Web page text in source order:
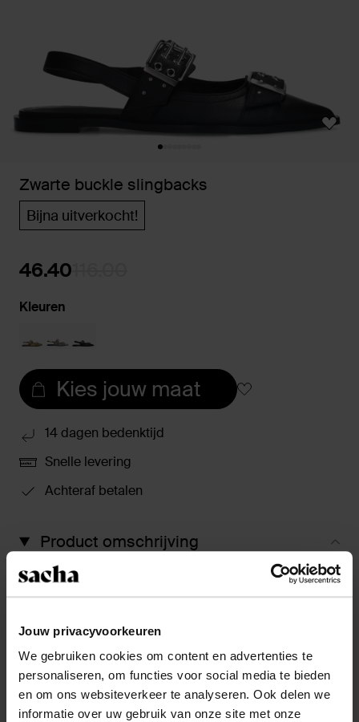
Jouw privacyvoorkeuren
We gebruiken cookies om content en advertenties te
personaliseren, om functies voor social media te bieden
en om ons websiteverkeer te analyseren. Ook delen we
informatie over uw gebruik van onze site met onze
Zwarte buckle slingbacks
Bijna uitverkocht!
46.40
Kleuren
Kies jouw maat
14 dagen bedenktijd
Snelle levering
Achteraf betalen
Product omschrijving
Deze zwarte slingbacks van Sacha hebben een iconic
details en verstelbare buckles. De slingback
ballerina's hebben een puntige neus, een elastisch
bandje en een lage hak van 1 cm. Zowel de buiten- als
binnenzijde zijn gemaakt van leer. Maak gebruik van
de juiste onderhoudsproducten.